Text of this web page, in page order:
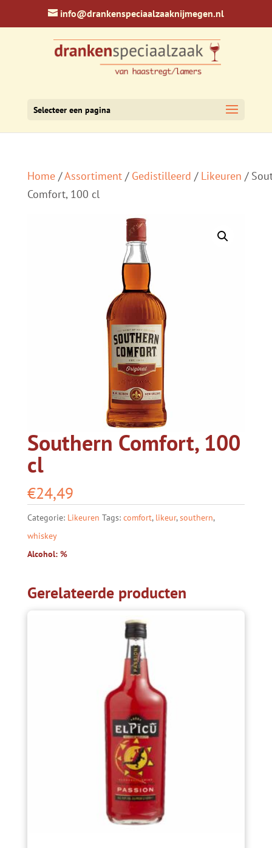
info@drankenspeciaalzaaknijmegen.nl
Selecteer een pagina
Home/Assortiment/ Gedistilleerd / Likeuren /
Comfort, 100 cl
Southern Comfort, 100
cl
€24,49
Categorie: Likeuren Tags: comfort, likeur,southern,
whiskey
Alcohol: %
Gerelateerde producten